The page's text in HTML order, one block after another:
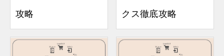
攻略
クス徹底攻略